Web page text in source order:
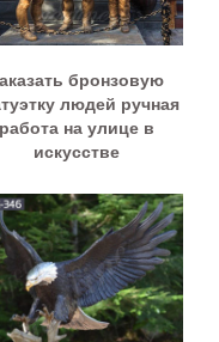
бронзовую
людей ручная
работа на улице в
искусстве